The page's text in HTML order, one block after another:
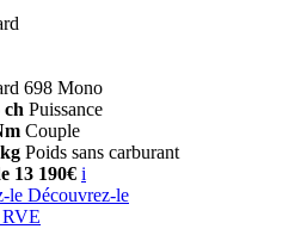
698 Mono
ch Puissance
Couple
Poids sans carburant
13 190€ i
le Découvrez-le